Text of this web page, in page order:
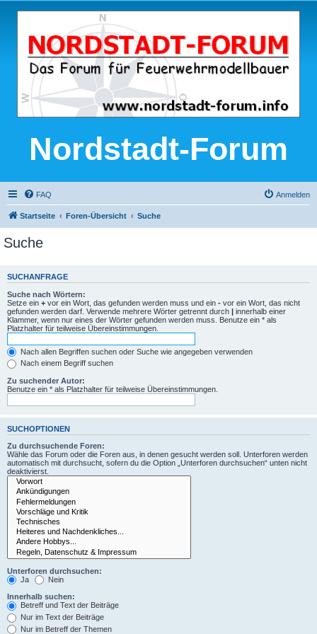
Nordstadt-Forum
FAQ Anmelden
Startseite Foren-Übersicht Suche
Suche
SUCHANFRAGE
Suche nach Wörtern:
Setze ein + vor ein Wort, das gefunden werden muss und ein - vor ein Wort, das nicht
gefunden werden darf. Verwende mehrere Wörter getrennt durch | innerhalb einer
Klammer, wenn nur eines der Wörter gefunden werden muss. Benutze ein * als
Platzhalter für teilweise Übereinstimmungen.
Nach allen Begriffen suchen oder Suche wie angegeben verwenden
Nach einem Begriff suchen
Zu suchender Autor:
Benutze ein * als Platzhalter für teilweise Übereinstimmungen.
SUCHOPTIONEN
Zu durchsuchende Foren:
Wähle das Forum oder die Foren aus, in denen gesucht werden soll. Unterforen werden
automatisch mit durchsucht, sofern du die Option „Unterforen durchsuchen“ unten nicht
deaktivierst.
Unterforen durchsuchen:
Ja
Nein
Innerhalb suchen:
Betreff und Text der Beiträge
Nur im Text der Beiträge
Nur im Betreff der Themen